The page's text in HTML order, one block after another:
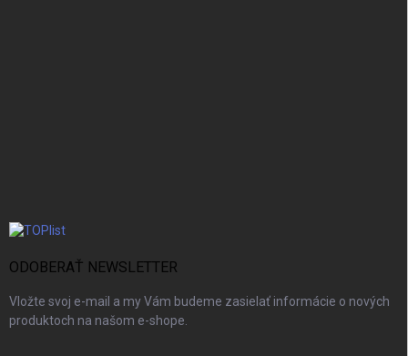
ODOBERAŤ NEWSLETTER
Vložte svoj e-mail a my Vám budeme zasielať informácie o nových
produktoch na našom e-shope.